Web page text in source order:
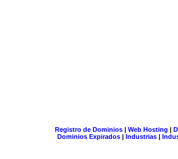
Registro de Dominios| Web Hosting |
Dominios Expirados | Industrias |